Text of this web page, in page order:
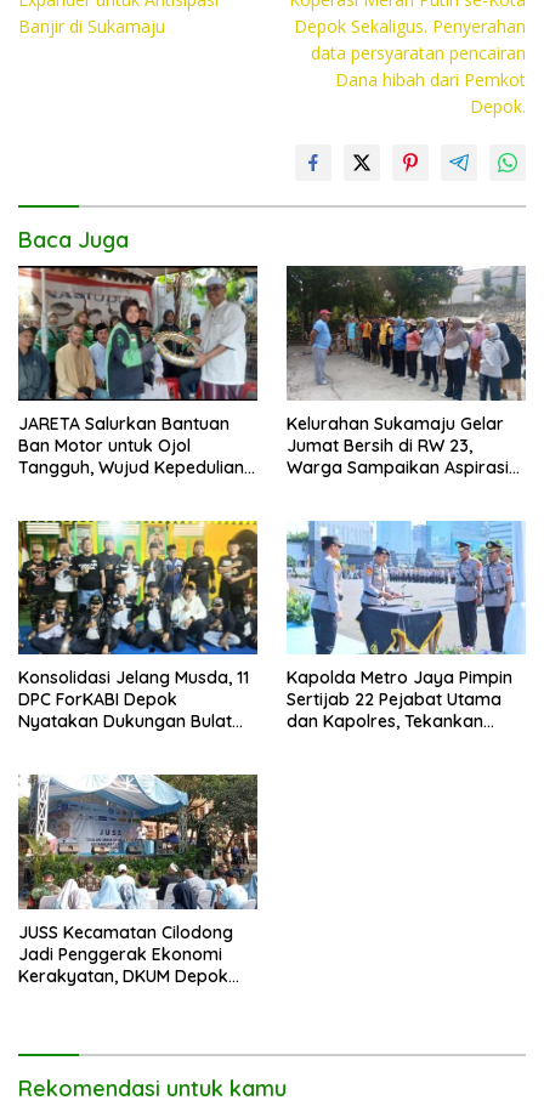
o p n
Banjir di Sukamaju
Depok Sekaligus. Penyerahan
data persyaratan pencairan
Dana hibah dari Pemkot
Depok.
Baca Juga
JARETA Salurkan Bantuan
Ban Motor untuk Ojol
Tangguh, Wujud Kepedulian
Kelurahan Sukamaju Gelar
Jumat Bersih di RW 23,
Warga Sampaikan Aspirasi
Konsolidasi Jelang Musda, 11
DPC ForKABI Depok
Nyatakan Dukungan Bulat
Kapolda Metro Jaya Pimpin
Sertijab 22 Pejabat Utama
dan Kapolres, Tekankan
JUSS Kecamatan Cilodong
Jadi Penggerak Ekonomi
Kerakyatan, DKUM Depok
Rekomendasi untuk kamu